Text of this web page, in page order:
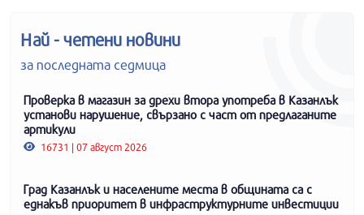
Най - четени новини
за последната седмица
Проверка в магазин за дрехи втора употреба в Казанлък
установи нарушение, свързано с част от предлаганите
артикули
16731 | 07 август 2026
Град Казанлък и населените места в общината са с
еднакъв приоритет в инфраструктурните инвестиции